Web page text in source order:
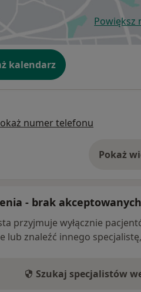
Powiększ
kalendarz
numer telefonu
Pokażo
- brak akceptowanych
przyjmuje wyłącznie
lub znaleźć innego
Szukaj specjalistów